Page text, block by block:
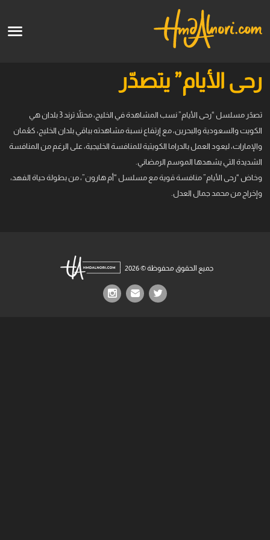
قالو عنا
الدورات
قريبا
رحى الأيام” يتصدّر
تصدّر مسلسل “​رحى الأيام​” نسب المشاهدة في ​الخليج​، محتلاً ترند 3 بلدان هي ​
الكويت​ ‏والسعودية و​البحرين​، مع إرتفاع نسبة مشاهدته بباقي بلدان الخليج، كعُمان
والإمارات، ‎ليعود ‏العمل ب​الدراما الكويتية​ للمنافسة الخليجية، على الرغم من المنافسة
الشديدة التي يشهدها الموسم ‏الرمضاني‎.
وخاض “رحى الأيام” منافسة قوية مع مسلسل “أم هارون”، من بطولة ‏حياة الفهد،
وإخراج من محمد جمال العدل.
جميع الحقوق محفوظة © 2026